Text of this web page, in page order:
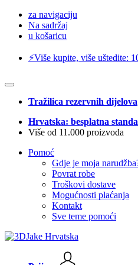
za navigaciju
Na sadržaj
u košaricu
⚡️Više kupite, više uštedite:
Tražilica rezervnih dijelova
Hrvatska: besplatna
Više od 11.000 proizvoda
Pomoć
Gdje je moja
Povrat robe
Troškovi dostave
Mogućnosti plaćanja
Kontakt
Sve teme pomoći